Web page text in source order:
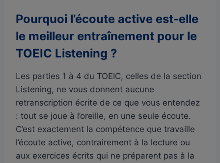
Pourquoi l’écoute active est-elle
le meilleur entraînement pour le
TOEIC Listening ?
Les parties 1 à 4 du TOEIC, celles de la section
Listening, ne vous donnent aucune
retranscription écrite de ce que vous entendez
: tout se joue à l’oreille, en une seule écoute.
C’est exactement la compétence que travaille
l’écoute active, contrairement à la lecture ou
aux exercices écrits qui ne préparent pas à la